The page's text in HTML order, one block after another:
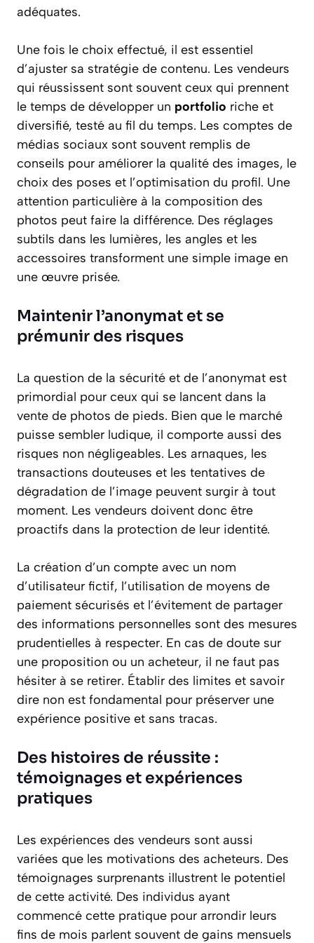
adéquates.
Une fois le choix effectué, il est essentiel
d’ajuster sa stratégie de contenu. Les vendeurs
qui réussissent sont souvent ceux qui prennent
le temps de développer un portfolio riche et
diversifié, testé au fil du temps. Les comptes de
médias sociaux sont souvent remplis de
conseils pour améliorer la qualité des images, le
choix des poses et l’optimisation du profil. Une
attention particulière à la composition des
photos peut faire la différence. Des réglages
subtils dans les lumières, les angles et les
accessoires transforment une simple image en
une œuvre prisée.
Maintenir l’anonymat et se
prémunir des risques
La question de la sécurité et de l’anonymat est
primordial pour ceux qui se lancent dans la
vente de photos de pieds. Bien que le marché
puisse sembler ludique, il comporte aussi des
risques non négligeables. Les arnaques, les
transactions douteuses et les tentatives de
dégradation de l’image peuvent surgir à tout
moment. Les vendeurs doivent donc être
proactifs dans la protection de leur identité.
La création d’un compte avec un nom
d’utilisateur fictif, l’utilisation de moyens de
paiement sécurisés et l’évitement de partager
des informations personnelles sont des mesures
prudentielles à respecter. En cas de doute sur
une proposition ou un acheteur, il ne faut pas
hésiter à se retirer. Établir des limites et savoir
dire non est fondamental pour préserver une
expérience positive et sans tracas.
Des histoires de réussite :
témoignages et expériences
pratiques
Les expériences des vendeurs sont aussi
variées que les motivations des acheteurs. Des
témoignages surprenants illustrent le potentiel
de cette activité. Des individus ayant
commencé cette pratique pour arrondir leurs
fins de mois parlent souvent de gains mensuels